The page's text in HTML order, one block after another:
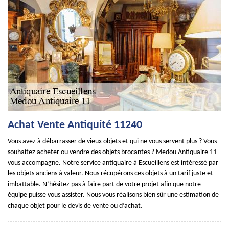
Achat Vente Antiquité 11240
Vous avez à débarrasser de vieux objets et qui ne vous servent plus ? Vous
souhaitez acheter ou vendre des objets brocantes ? Medou Antiquaire 11
vous accompagne. Notre service antiquaire à Escueillens est intéressé par
les objets anciens à valeur. Nous récupérons ces objets à un tarif juste et
imbattable. N’hésitez pas à faire part de votre projet afin que notre
équipe puisse vous assister. Nous vous réalisons bien sûr une estimation de
chaque objet pour le devis de vente ou d’achat.